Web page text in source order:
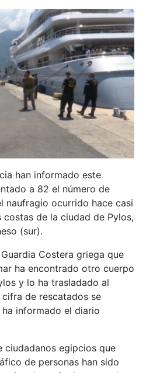
han informado este
a 82 el número de
naufragio ocurrido hace casi
costas de la ciudad de Pylos,
(sur).
Costera griega que
ha encontrado otro cuerpo
y lo ha trasladado al
de rescatados se
ha informado el diario
ciudadanos egipcios que
de personas han sido